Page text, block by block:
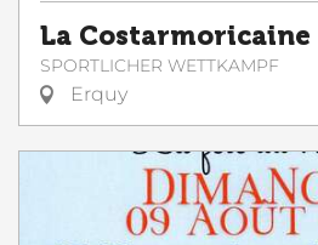
La Costarmoricaine
SPORTLICHER WETTKAMPF
Erquy